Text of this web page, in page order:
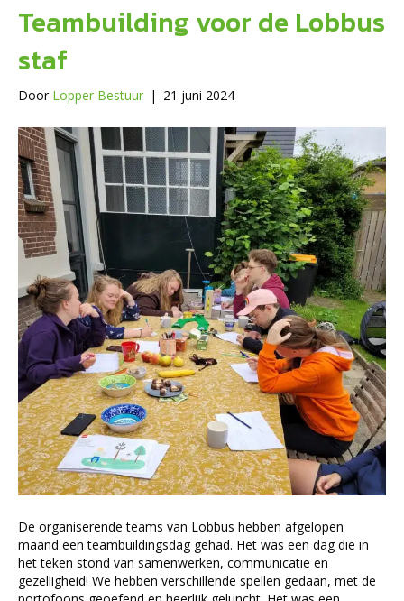
Teambuilding voor de Lobbus
staf
Door Lopper Bestuur | 21 juni 2024
De organiserende teams van Lobbus hebben afgelopen
maand een teambuildingsdag gehad. Het was een dag die in
het teken stond van samenwerken, communicatie en
gezelligheid! We hebben verschillende spellen gedaan, met de